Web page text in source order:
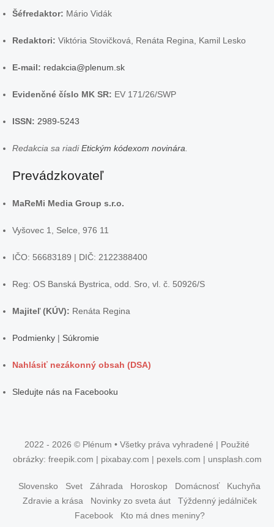
Šéfredaktor: Mário Vidák
Redaktori: Viktória Stovičková, Renáta Regina, Kamil Lesko
E-mail: redakcia@plenum.sk
Evidenčné číslo MK SR: EV 171/26/SWP
ISSN: 2989-5243
Redakcia sa riadiEtickým kódexom novinára
Prevádzkovateľ
MaReMi Media Group s.r.o.
Vyšovec 1, Selce, 976 11
IČO: 56683189 | DIČ: 2122388400
Reg: OS Banská Bystrica, odd. Sro, vl. č. 50926/S
Majiteľ (KÚV): Renáta Regina
Podmienky | Súkromie
Nahlásiť nezákonný obsah (DSA)
Sledujte nás na Facebooku
2022 - 2026 © Plénum • Všetky práva vyhradené | Použité
obrázky: freepik.com | pixabay.com | pexels.com | unsplash.com
Slovensko Svet Záhrada Horoskop Domácnosť
Kuchyňa
Zdravie a krása
Novinky zo sveta áut
Týždenný jedálniček
Facebook
Kto má dnes meniny?